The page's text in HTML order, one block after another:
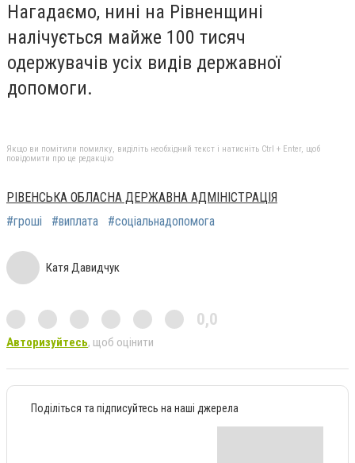
Нагадаємо, нині на Рівненщині
налічується майже 100 тисяч
одержувачів усіх видів державної
допомоги.
Якщо ви помітили помилку, виділіть необхідний текст і натисніть Ctrl + Enter, щоб
повідомити про це редакцію
РІВЕНСЬКА ОБЛАСНА ДЕРЖАВНА АДМІНІСТРАЦІЯ
#гроші
#виплата #соціальнадопомога
Катя Давидчук
0,0
Авторизуйтесь, щоб оцінити
Поділіться та підписуйтесь на наші джерела